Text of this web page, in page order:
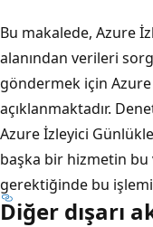
Bu makalede, Azure
alanından verileri
göndermek için
açıklanmaktadır.
Azure İzleyici
başka bir hizmetin bu
gerektiğinde bu
Diğer dışarı